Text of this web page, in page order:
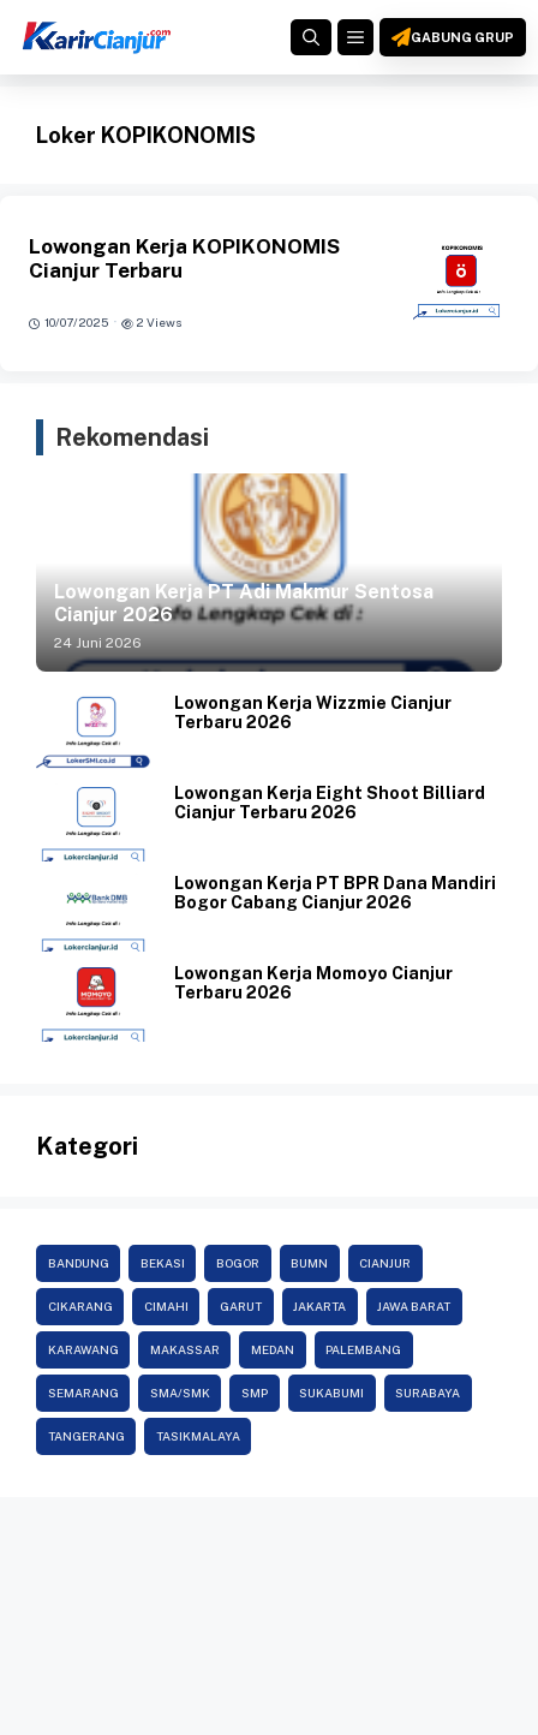
MENUGABUNG GRUP
Loker KOPIKONOMIS
Lowongan Kerja KOPIKONOMIS
Cianjur Terbaru
10/07/2025 · 2 Views
Rekomendasi
Lowongan Kerja PT Adi Makmur Sentosa
Cianjur 2026
24 Juni 2026
Lowongan Kerja Wizzmie Cianjur
Terbaru 2026
Lowongan Kerja Eight Shoot Billiard
Cianjur Terbaru 2026
Lowongan Kerja PT BPR Dana Mandiri
Bogor Cabang Cianjur 2026
Lowongan Kerja Momoyo Cianjur
Terbaru 2026
Kategori
BANDUNG BEKASI BOGOR BUMN CIANJUR
CIKARANG CIMAHI GARUT JAKARTA JAWA BARAT
KARAWANG MAKASSAR MEDAN PALEMBANG
SEMARANG SMA/SMK SMP SUKABUMI SURABAYA
TANGERANG TASIKMALAYA